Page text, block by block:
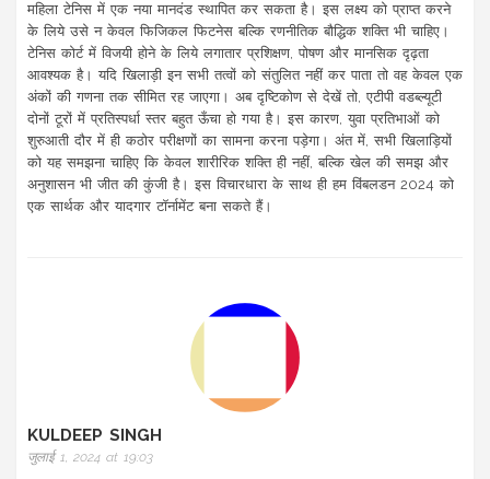
महिला टेनिस में एक नया मानदंड स्थापित कर सकता है। इस लक्ष्य को प्राप्त करने
के लिये उसे न केवल फिजिकल फिटनेस बल्कि रणनीतिक बौद्धिक शक्ति भी चाहिए।
टेनिस कोर्ट में विजयी होने के लिये लगातार प्रशिक्षण, पोषण और मानसिक दृढ़ता
आवश्यक है। यदि खिलाड़ी इन सभी तत्वों को संतुलित नहीं कर पाता तो वह केवल एक
अंकों की गणना तक सीमित रह जाएगा। अब दृष्टिकोण से देखें तो, एटीपी वडब्ल्यूटी
दोनों टूरों में प्रतिस्पर्धा स्तर बहुत ऊँचा हो गया है। इस कारण, युवा प्रतिभाओं को
शुरुआती दौर में ही कठोर परीक्षणों का सामना करना पड़ेगा। अंत में, सभी खिलाड़ियों
को यह समझना चाहिए कि केवल शारीरिक शक्ति ही नहीं, बल्कि खेल की समझ और
अनुशासन भी जीत की कुंजी है। इस विचारधारा के साथ ही हम विंबलडन 2024 को
एक सार्थक और यादगार टॉर्नामेंट बना सकते हैं।
KULDEEP SINGH
जुलाई 1, 2024 at 19:03